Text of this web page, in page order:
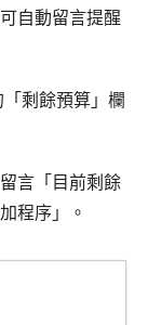
可自動留言提醒
剩餘預算」欄
言「目前剩餘
程序」。